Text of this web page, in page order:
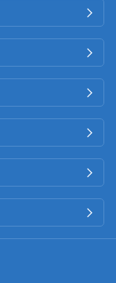





